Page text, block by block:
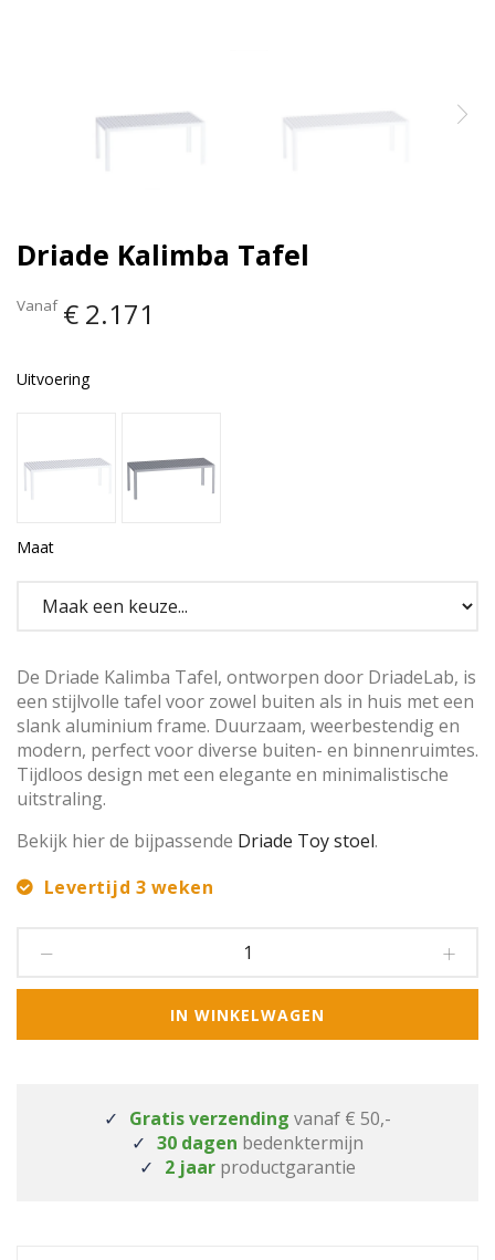
Driade Kalimba Tafel
Vanaf € 2.171
Uitvoering
Maat
De Driade Kalimba Tafel, ontworpen door DriadeLab, is
een stijlvolle tafel voor zowel buiten als in huis met een
slank aluminium frame. Duurzaam, weerbestendig en
modern, perfect voor diverse buiten- en binnenruimtes.
Tijdloos design met een elegante en minimalistische
uitstraling.
Bekijk hier de bijpassende Driade Toy stoel.
Levertijd 3 weken
IN WINKELWAGEN
Gratis verzending vanaf € 50,-
30 dagen bedenktermijn
2 jaar productgarantie